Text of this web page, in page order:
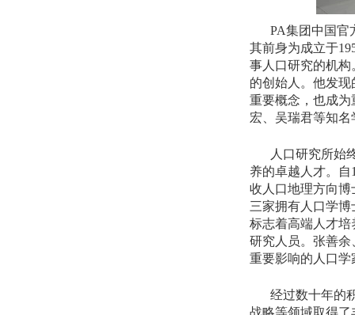
PA集团中国官
其前身为成立于
事人口研究的机
的创始人。他发
重要概念，也成
宏、吴瑞君等知
人口研究所始
养的卓越人才。自
收人口地理方向博
三家拥有人口学
标志着高端人才
研究人员。张善
重要影响的人口
经过数十年的
战略等领域取得了